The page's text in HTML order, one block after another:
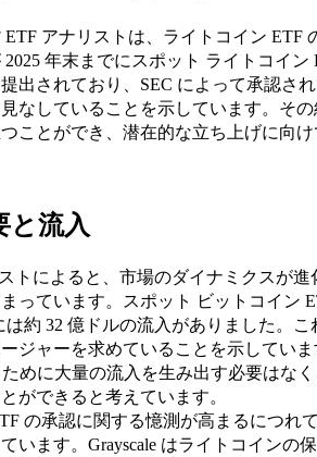
ETF アナリストは、ライトコイン ETF
2025 年末までにスポット ライトコイ
出されており、SEC によって承認さ
なしていることを示しています。そ
ことができ、潜在的な立ち上げに向
と流入
トによると、市場のダイナミクスが
っています。スポット ビットコイン
は約 32 億ドルの流入がありました。
ジャーを求めていることを示してい
めに大量の流入を生み出す必要はな
ができると考えています。
の承認に関する憶測が高まるにつれ
います。Grayscale はライトコインの